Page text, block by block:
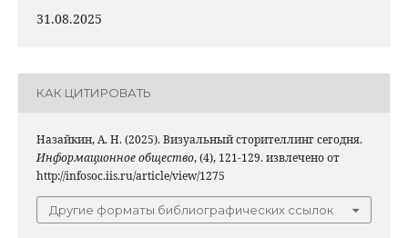
31.08.2025
КАК ЦИТИРОВАТЬ
Назайкин, А. Н. (2025). Визуальный сторителлинг сегодня.
Информационное общество, (4), 121-129. извлечено от
http://infosoc.iis.ru/article/view/1275
Другие форматы библиографических ссылок